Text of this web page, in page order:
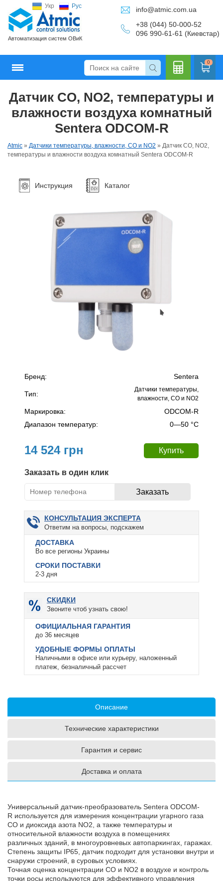
Укр Рус
Автоматизация систем ОВиК
info@atmic.com.ua
+38 (044) 50-000-52
096 990-61-61 (Киевстар)
0
Кальку
лятор
Датчик CO, NO2, температуры и
влажности воздуха комнатный
Sentera ODCOM-R
Atmic » Датчики температуры, влажности, CO и NO2 » Датчик CO, NO2,
температуры и влажности воздуха комнатный Sentera ODCOM-R
Инструкция Каталог
Бренд: Sentera
Тип:
Датчики температуры,
влажности, CO и NO2
Маркировка:
ODCOM-R
Диапазон температур:
0—50 °C
14 524 грн
Заказать в один клик
КОНСУЛЬТАЦИЯ ЭКСПЕРТА
Ответим на вопросы, подскажем
ДОСТАВКА
Во все регионы Украины
СРОКИ ПОСТАВКИ
2-3 дня
СКИДКИ
Звоните чтоб узнать свою!
ОФИЦИАЛЬНАЯ ГАРАНТИЯ
до 36 месяцев
УДОБНЫЕ ФОРМЫ ОПЛАТЫ
Наличными в офисе или курьеру, наложенный
платеж, безналичный рассчет
Описание
Технические характеристики
Гарантия и сервис
Доставка и оплата
Универсальный датчик-преобразователь Sentera ODCOM-
R используется для измерения концентрации угарного газа
CO и диоксида азота NO2, а также температуры и
относительной влажности воздуха в помещениях
различных зданий, в многоуровневых автопаркингах, гаражах.
Степень защиты IP65, датчик подходит для установки внутри и
снаружи строений, в суровых условиях.
Точная оценка концентрации CO и NO2 в воздухе и контроль
точки росы используются для эффективного управления